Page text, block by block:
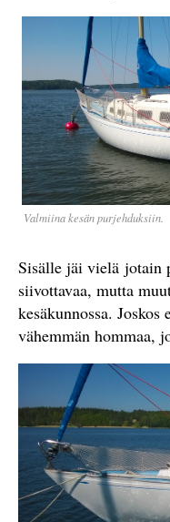
Valmiina kesän purjehduksiin.
Sisälle jäi vielä jotain
siivottavaa, mutta
kesäkunnossa.
vähemmän hommaa,